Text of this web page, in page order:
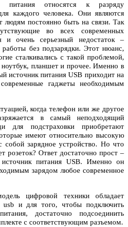
питания относятся к разряду
каждого человека. Они являются
постоянно быть на связи. Так
во всех современных
и очень серьезный недостаток –
без подзарядки. Этот нюанс,
сталкивались с такой проблемой,
планшет и прочее. Именно в
источник питания USB приходит на
гаджеты необходимым
когда телефон или же другое
в самый неподходящий
для подстраховки приобретают
имеют относительно высокую
собой зарядное устройство. Но что
розеток? Ответ достаточно прост –
источник питания USB. Именно он
зарядом любое современное
цифровой техники обладает
usb и для того, чтобы подключить
достаточно подсоединить
с соответствующим разъемом.